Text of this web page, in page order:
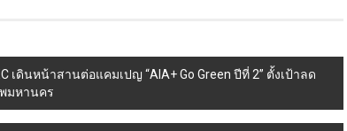
เดินหน้าสานต่อแคมเปญ “AIA+ Go Green ปีที่ 2” ตั้งเป้าลด
มหานคร